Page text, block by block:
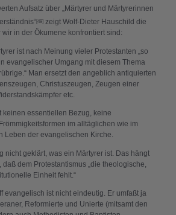
Aufsatz über „Märtyrer und Märtyrerinnen
[49] zeigt Wolf-Dieter Hauschild die
wir in der Ökumene konfrontiert sind:
ist nach Meinung vieler Protestanten „so
evangelischer Umgang mit diesem Thema
Man ersetzt den angeblich antiquierten
Christuszeugen, Zeugen einer
etc.
keinen essentiellen Bezug, keine
im alltäglichen wie im
Leben der evangelischen Kirche.
nicht geklärt, was ein Märtyrer ist. Das hängt
dem Protestantismus „die theologische,
Einheit fehlt.“
evangelisch ist nicht eindeutig. Er umfaßt ja
Reformierte und Unierte (mitsamt den